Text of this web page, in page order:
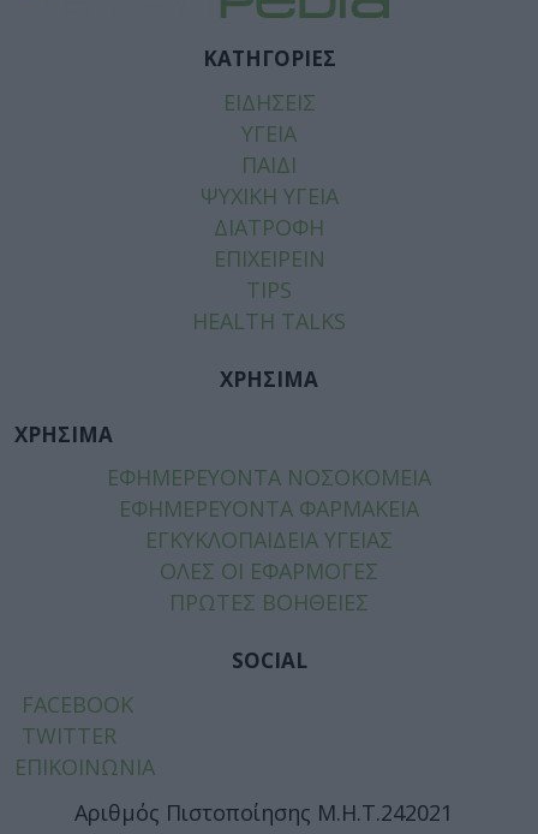
ΚΑΤΗΓΟΡΙΕΣ
ΕΙΔΗΣΕΙΣ
ΥΓΕΙΑ
ΠΑΙΔΙ
ΨΥΧΙΚΗ ΥΓΕΙΑ
ΔΙΑΤΡΟΦΗ
ΕΠΙΧΕΙΡΕΙΝ
TIPS
HEALTH TALKS
ΧΡΗΣΙΜΑ
ΧΡΗΣΙΜΑ
ΕΦΗΜΕΡΕΥΟΝΤΑ ΝΟΣΟΚΟΜΕΙΑ
ΕΦΗΜΕΡΕΥΟΝΤΑ ΦΑΡΜΑΚΕΙΑ
ΕΓΚΥΚΛΟΠΑΙΔΕΙΑ ΥΓΕΙΑΣ
ΟΛΕΣ ΟΙ ΕΦΑΡΜΟΓΕΣ
ΠΡΩΤΕΣ ΒΟΗΘΕΙΕΣ
SOCIAL
FACEBOOK
TWITTER
ΕΠΙΚΟΙΝΩΝΙΑ
Αριθμός Πιστοποίησης Μ.Η.Τ.242021